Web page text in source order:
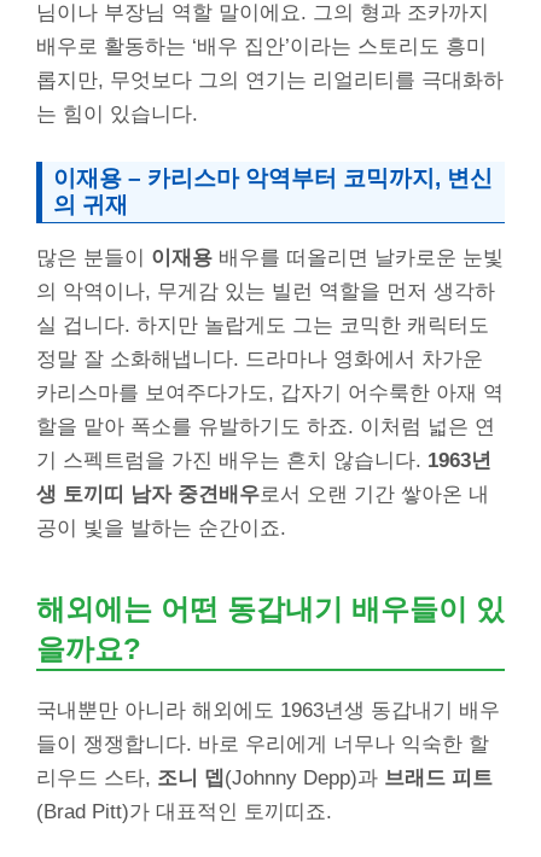
님이나 부장님 역할 말이에요. 그의 형과 조카까지
배우로 활동하는 ‘배우 집안’이라는 스토리도 흥미
롭지만, 무엇보다 그의 연기는 리얼리티를 극대화하
는 힘이 있습니다.
이재용 – 카리스마 악역부터 코믹까지, 변신
의 귀재
많은 분들이 이재용 배우를 떠올리면 날카로운 눈빛
의 악역이나, 무게감 있는 빌런 역할을 먼저 생각하
실 겁니다. 하지만 놀랍게도 그는 코믹한 캐릭터도
정말 잘 소화해냅니다. 드라마나 영화에서 차가운
카리스마를 보여주다가도, 갑자기 어수룩한 아재 역
할을 맡아 폭소를 유발하기도 하죠. 이처럼 넓은 연
기 스펙트럼을 가진 배우는 흔치 않습니다. 1963년
생 토끼띠 남자 중견배우로서 오랜 기간 쌓아온 내
공이 빛을 발하는 순간이죠.
해외에는 어떤 동갑내기 배우들이 있
을까요?
국내뿐만 아니라 해외에도 1963년생 동갑내기 배우
들이 쟁쟁합니다. 바로 우리에게 너무나 익숙한 할
리우드 스타, 조니 뎁 (Johnny Depp)과 브래드 피트
(Brad Pitt)가 대표적인 토끼띠죠.